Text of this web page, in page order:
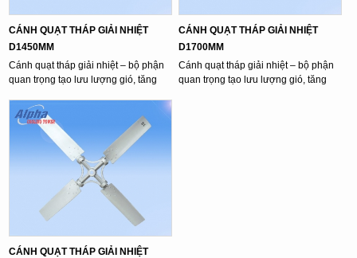
CÁNH QUẠT THÁP GIẢI NHIỆT
D1450MM
Cánh quạt tháp giải nhiệt – bộ phận
quan trọng tạo lưu lượng gió, tăng
CÁNH QUẠT THÁP GIẢI NHIỆT
D1700MM
Cánh quạt tháp giải nhiệt – bộ phận
quan trọng tạo lưu lượng gió, tăng
CÁNH QUẠT THÁP GIẢI NHIỆT